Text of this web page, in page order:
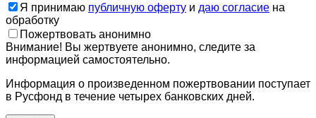
Я принимаю публичную оферту и даю согласие на
обработку
Пожертвовать анонимно
Внимание! Вы жертвуете анонимно, следите за
информацией самостоятельно.
Информация о произведенном пожертвовании поступает
в Русфонд в течение четырех банковских дней.